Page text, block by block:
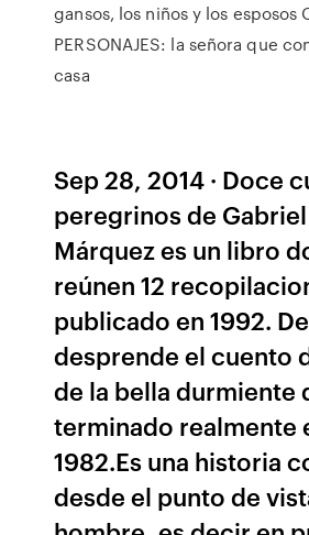
gansos, los niños y los esposos
PERSONAJES: la señora que
casa
Sep 28, 2014 · Doce
peregrinos de
Márquez es un libro
reúnen 12
publicado en 1992.
desprende el cuento
de la bella durmiente
terminado realmente
1982.Es una historia
desde el punto de